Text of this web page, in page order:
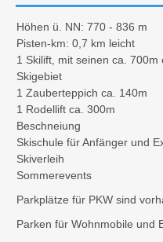
Höhen ü. NN: 770 - 836 m
Pisten-km: 0,7 km leicht
1 Skilift, mit seinen ca.
Skigebiet
1 Zauberteppich ca. 140m
1 Rodellift ca. 300m
Beschneiung
Skischule für Anfänger und
Skiverleih
Sommerevents
Parkplätze für PKW sind
Parken für Wohnmobile und